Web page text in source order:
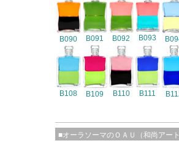
B090 B091 B092 B093
B108 B109 B110 B111
■オーラソーマのＯＡＵ（和尚アー